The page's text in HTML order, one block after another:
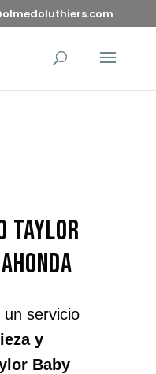
Taylor
servicio
y
Baby